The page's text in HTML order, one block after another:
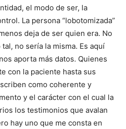
el modo de ser, la
La persona “lobotomizada”
deja de ser quien era. No
no sería la misma. Es aquí
aporta más datos. Quienes
con la paciente hasta sus
como coherente y
y el carácter con el cual la
los testimonios que avalan
hay uno que me consta en